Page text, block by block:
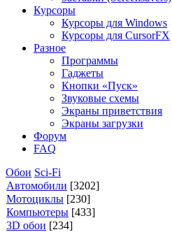
Курсоры
Курсоры для Windows
Курсоры для CursorFX
Разное
Программы
Гаджеты
Кнопки «Пуск»
Звуковые схемы
Экраны приветствия
Экраны загрузки
Форум
FAQ
Обои Sci-Fi
Автомобили [3202]
Мотоциклы [230]
Компьютеры [433]
3D обои [234]